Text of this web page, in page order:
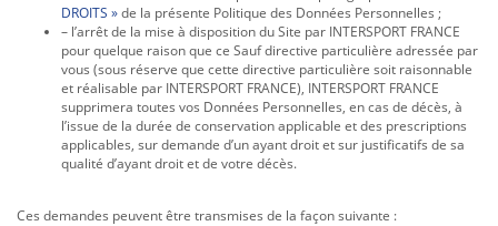
DROITS »de la présente Politique des Données Personnelles ;
– l’arrêt de la mise à disposition du Site par INTERSPORT FRANCE
pour quelque raison que ce Sauf directive particulière adressée par
vous (sous réserve que cette directive particulière soit raisonnable
et réalisable par INTERSPORT FRANCE), INTERSPORT FRANCE
supprimera toutes vos Données Personnelles, en cas de décès, à
l’issue de la durée de conservation applicable et des prescriptions
applicables, sur demande d’un ayant droit et sur justificatifs de sa
qualité d’ayant droit et de votre décès.
Ces demandes peuvent être transmises de la façon suivante :